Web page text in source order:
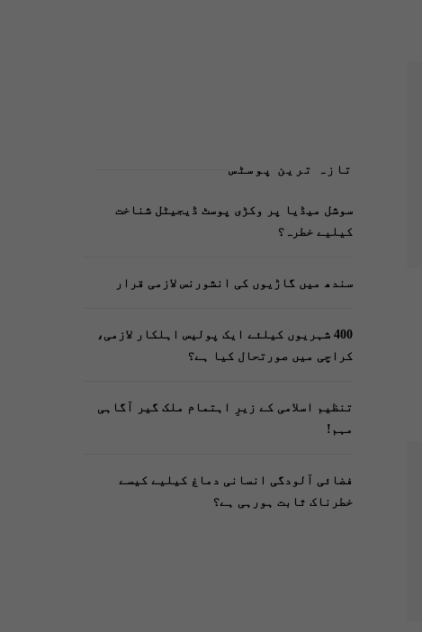
تازہ ترین پوسٹس
سوشل میڈیا پر وکڑی پوسٹ ڈیجیٹل شناخت
کیلیے خطرہ؟
سندھ میں گاڑیوں کی انشورنس لازمی قرار
400 شہریوں کیلئے ایک پولیس اہلکار لازمی،
کراچی میں صورتحال کیا ہے؟
تنظیم اسلامی کے زیرِ اہتمام ملک گیر آگاہی
مہم!
فضائی آلودگی انسانی دماغ کیلیے کیسے
خطرناک ثابت ہورہی ہے؟